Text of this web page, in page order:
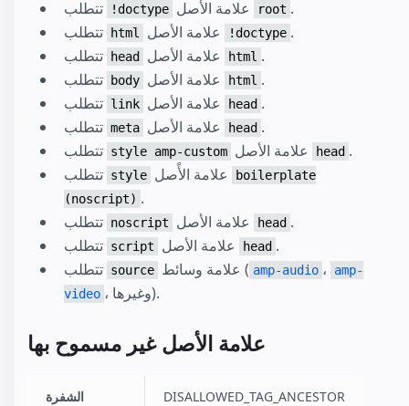
!doctype root .
html !doctype .
head html .
body html .
link head .
meta head .
style amp-custom head .
style
boilerplate
(noscript) .
noscript head .
script head .
source علامة وسائط ( amp-audio ،
amp-
video
، وغيرها).
علامة الأصل غير مسموح بها
الشفرة DISALLOWED_TAG_ANCESTOR